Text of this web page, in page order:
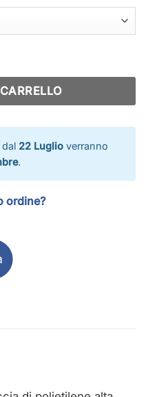
dal 22 Luglio verranno
.
ordine?